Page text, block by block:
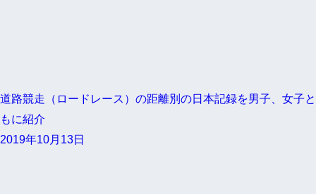
道路競走（ロードレース）の距離別の日本記録を男子、女子と
もに紹介
2019年10月13日